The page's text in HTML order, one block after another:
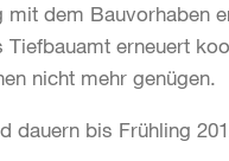
dem Bauvorhaben
erneuert
nicht mehr genügen.
dauern bis Frühling